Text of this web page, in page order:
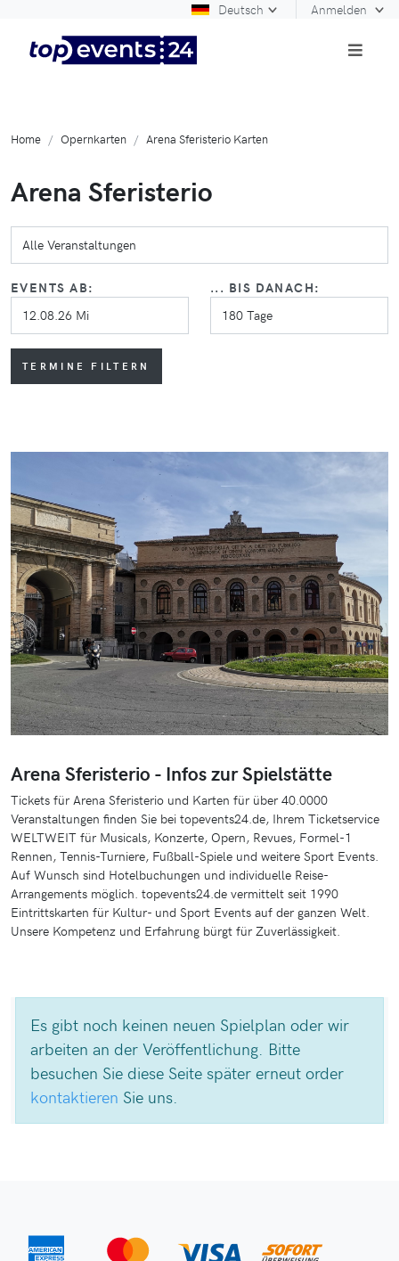
Deutsch Anmelden
Arena Sferisterio - Infos zur Spielstätte
Tickets für Arena Sferisterio und Karten für über 40.0000
Veranstaltungen finden Sie bei topevents24.de, Ihrem Ticketservice
WELTWEIT für Musicals, Konzerte, Opern, Revues, Formel-1
Rennen, Tennis-Turniere, Fußball-Spiele und weitere Sport Events.
Auf Wunsch sind Hotelbuchungen und individuelle Reise-
Arrangements möglich. topevents24.de vermittelt seit 1990
Eintrittskarten für Kultur- und Sport Events auf der ganzen Welt.
Unsere Kompetenz und Erfahrung bürgt für Zuverlässigkeit.
Home Opernkarten Arena Sferisterio Karten
Arena Sferisterio
EVENTS AB: ... BIS DANACH:
TERMINE FILTERN
Es gibt noch keinen neuen Spielplan oder wir
arbeiten an der Veröffentlichung. Bitte
besuchen Sie diese Seite später erneut order
kontaktieren Sie uns.